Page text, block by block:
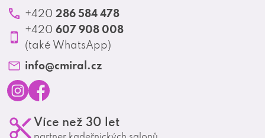
Ochrana osobních údajů
Produktové katalogy
Profesionální spolupráce
Matrix Club
+420 286 584 478
+420 607 908 008
(také WhatsApp)
info@cmiral.cz
n
a Více než 30 let